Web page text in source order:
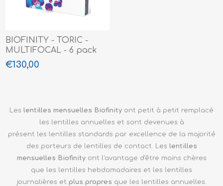
BIOFINITY - TORIC -
MULTIFOCAL - 6 pack
€130,00
Les lentilles mensuelles Biofinity ont petit à petit remplacé
les lentilles annuelles et sont devenues à
présent les lentilles standards par excellence de la majorité
des porteurs de lentilles de contact. Les lentilles
mensuelles Biofinity ont l'avantage d'être moins chères
que les lentilles hebdomadaires et les lentilles
journalières et plus propres que les lentilles annuelles.